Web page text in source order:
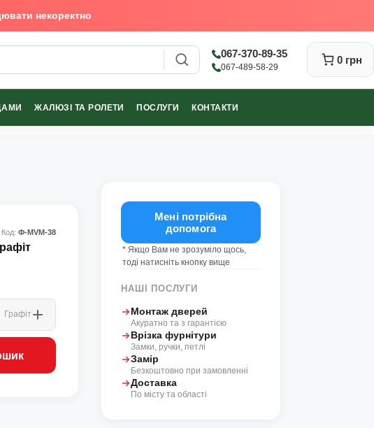
некоректно
067-370-89-35
067-489-58-29
0 грн
ЖАЛЮЗІ ТА РОЛЕТИ ПОСЛУГИ КОНТАКТИ
Код: Ф-MVM-38
Графіт
Мені потрібна
допомога
* Якщо Вам не зрозуміло щось,
тоді натисніть кнопку вище
НАШІ ПОСЛУГИ
Монтаж дверей
Акуратно та з гарантією
Врізка фурнітури
Замки, ручки, петлі
Замір
Безкоштовно при замовленні
Доставка
По місту та області